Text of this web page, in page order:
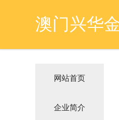
澳门兴华
网站首页
企业简介